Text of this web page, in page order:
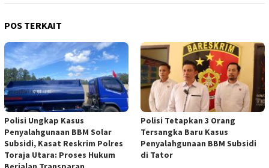
POS TERKAIT
Polisi Ungkap Kasus
Penyalahgunaan BBM Solar
Subsidi, Kasat Reskrim Polres
Toraja Utara: Proses Hukum
Polisi Tetapkan 3 Orang
Tersangka Baru Kasus
Penyalahgunaan BBM Subsidi
di Tator